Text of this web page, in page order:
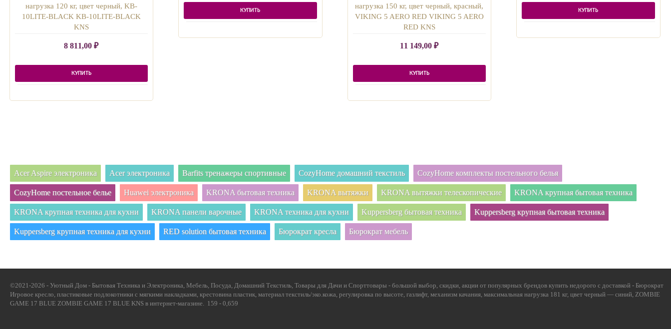
нагрузка 120 кг, цвет черный, KB-
10LITE-BLACK KB-10LITE-BLACK
KNS
8 811,00₽
КУПИТЬ
КУПИТЬ
нагрузка 150 кг, цвет черный, красный,
VIKING 5 AERO RED VIKING 5 AERO
RED KNS
11 149,00₽
КУПИТЬ
КУПИТЬ
Acer Aspire электроника Acer электроника Barfits тренажеры спортивные CozyHome домашний текстиль CozyHome комплекты постельного белья
CozyHome постельное белье Huawei электроника KRONA бытовая техника KRONA вытяжки KRONA вытяжки телескопические KRONA крупная бытовая техника
KRONA крупная техника для кухни KRONA панели варочные KRONA техника для кухни Kuppersberg бытовая техника Kuppersberg крупная бытовая техника
Kuppersberg крупная техника для кухни RED solution бытовая техника Бюрократ кресла Бюрократ мебель
©2021-2026 - Уютный Дом - Бытовая Техника и Электроника, Мебель, Посуда, Домашний Текстиль, Товары для Дачи и Спорттовары - большой выбор, скидки, акции от популярных брендов купить недорого с доставкой - Бюрократ
Игровое кресло, пластиковые подлокотники с мягкими накладками, крестовина пластик, материал текстиль/эко.кожа, регулировка по высоте, газлифт, механизм качания, максимальная нагрузка 181 кг, цвет черный — синий, ZOMBIE
GAME 17 BLUE ZOMBIE GAME 17 BLUE KNS в интернет-магазине. 159 - 0,659